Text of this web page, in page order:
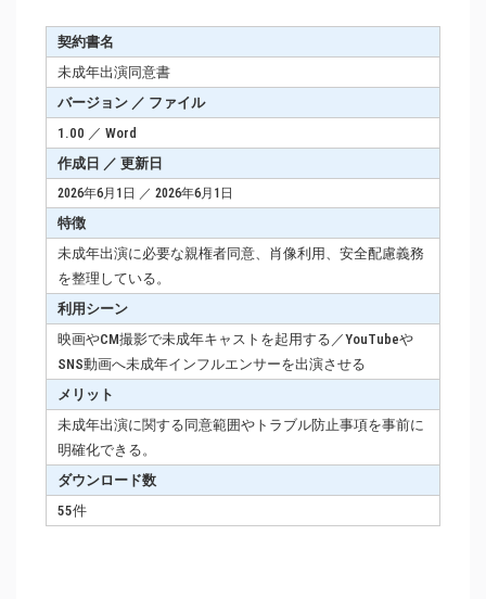
契約書名
未成年出演同意書
バージョン ／ ファイル
1.00 ／ Word
作成日 ／ 更新日
2026年6月1日 ／ 2026年6月1日
特徴
未成年出演に必要な親権者同意、肖像利用、安全配慮義務
を整理している。
利用シーン
映画やCM撮影で未成年キャストを起用する／YouTubeや
SNS動画へ未成年インフルエンサーを出演させる
メリット
未成年出演に関する同意範囲やトラブル防止事項を事前に
明確化できる。
ダウンロード数
55件